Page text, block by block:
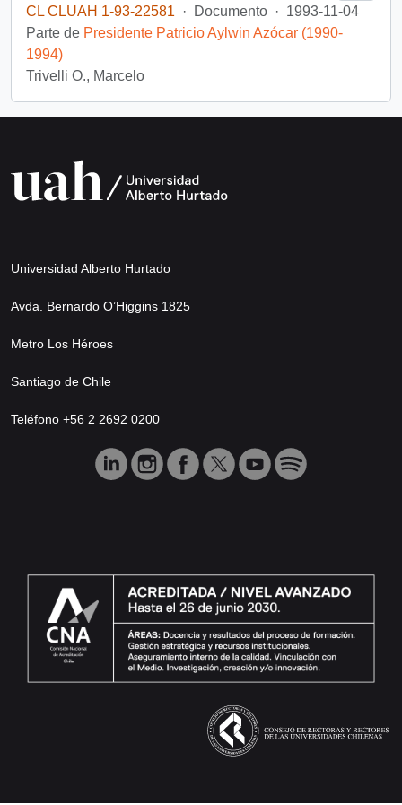
CL CLUAH 1-93-22581
· Documento · 1993-11-04
Parte de Presidente Patricio Aylwin Azócar (1990-
1994)
Trivelli O., Marcelo
Universidad Alberto Hurtado
Avda. Bernardo O’Higgins 1825
Metro Los Héroes
Santiago de Chile
Teléfono +56 2 2692 0200